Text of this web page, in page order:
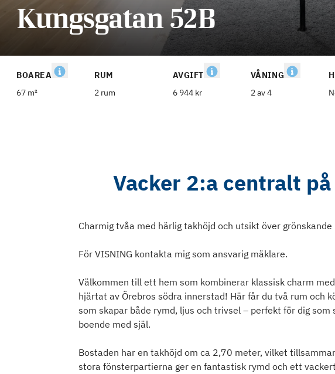
Kungsgatan 52B
BOAREA
67 m²
RUM
2 rum
AVGIFT
6 944 kr
VÅNING
2 av 4
Vacker 2:a centralt
Charmig tvåa med härlig takhöjd och utsikt över
För VISNING kontakta mig som ansvarig mäklare.
Välkommen till ett hem som kombinerar klassisk charm
hjärtat av Örebros södra innerstad! Här får du två rum och
som skapar både rymd, ljus och trivsel – perfekt för dig
boende med själ.
Bostaden har en takhöjd om ca 2,70 meter, vilket
stora fönsterpartierna ger en fantastisk rymd och ett